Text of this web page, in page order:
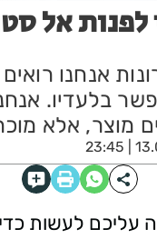
אל
אנחנו
בלעדיו.
מוצר, אלא
עליכם לעשות